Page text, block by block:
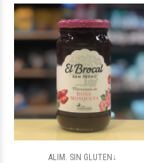
ALIM. SIN GLUTEN↓